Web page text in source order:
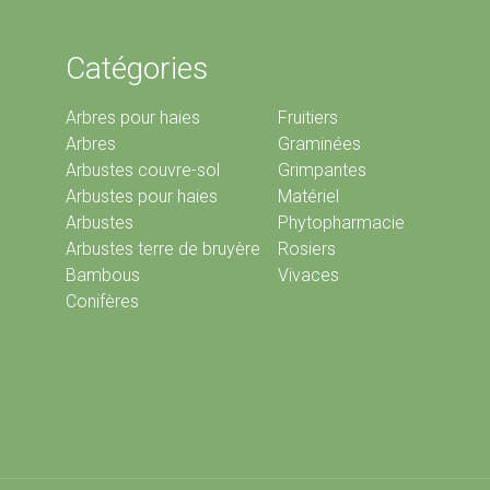
Catégories
Arbres pour haies
Arbres
Arbustes couvre-sol
Arbustes pour haies
Arbustes
Arbustes terre de bruyère
Bambous
Conifères
Fruitiers
Graminées
Grimpantes
Matériel
Phytopharmacie
Rosiers
Vivaces